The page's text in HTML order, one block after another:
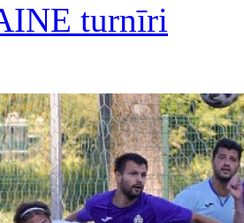
turnīri